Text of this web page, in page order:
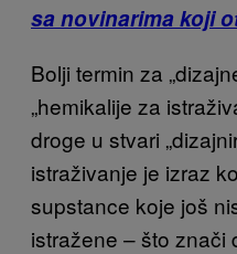
sa novinarima koji
Bolji termin za
„hemikalije za
droge u stvari
istraživanje je izraz
supstance koje još
istražene – što znači